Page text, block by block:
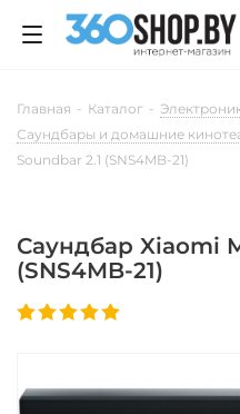
Главная - Каталог -
Саундбары и домашние
Soundbar 2.1 (SNS4MB-21)
Саундбар Xiaomi
(SNS4MB-21)